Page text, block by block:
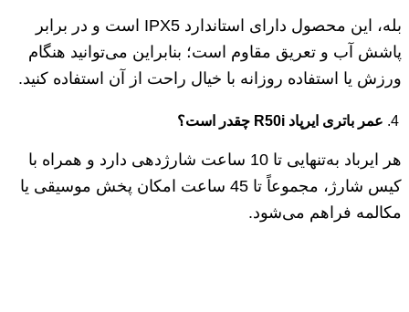
بله، این محصول دارای استاندارد IPX5 است و در برابر
پاشش آب و تعریق مقاوم است؛ بنابراین می‌توانید هنگام
ورزش یا استفاده روزانه با خیال راحت از آن استفاده کنید.
عمر باتری ایرپاد چقدر است؟
هر ایرباد به‌تنهایی تا 10 ساعت شارژدهی دارد و همراه با
کیس شارژ، مجموعاً تا 45 ساعت امکان پخش موسیقی یا
مکالمه فراهم می‌شود.